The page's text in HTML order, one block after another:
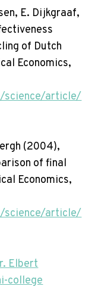
E. Dijkgraaf,
of Dutch
Economics,
science/article/
(2004),
of final
Economics,
science/article/
Elbert
college